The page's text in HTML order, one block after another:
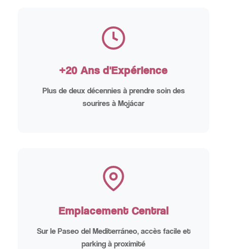
+20 Ans d'Expérience
Plus de deux décennies à prendre soin des
sourires à Mojácar
Emplacement Central
Sur le Paseo del Mediterráneo, accès facile et
parking à proximité